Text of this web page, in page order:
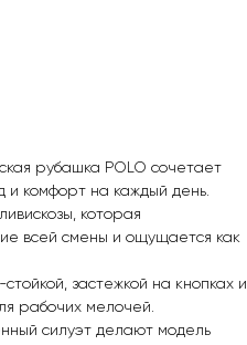
рубашка POLO сочетает
и комфорт на каждый день.
которая
всей смены и ощущается как
застежкой на кнопках и
рабочих мелочей.
силуэт делают модель